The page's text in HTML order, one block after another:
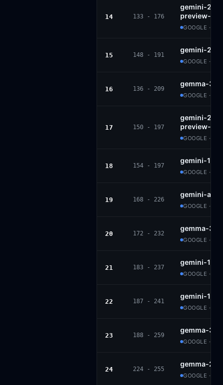
14 133 - 176
gemini-
preview-
GOOGLE ·
15 148 - 191
gemini-2.0-
GOOGLE ·
16 136 - 209
gemma-3-
GOOGLE ·
17 150 - 197
gemini-
preview-
GOOGLE ·
18 154 - 197
gemini-1.5-
GOOGLE ·
19 168 - 226
gemini-
GOOGLE ·
20 172 - 232
gemma-
GOOGLE ·
21 183 - 237
gemini-1.5-
GOOGLE ·
22 187 - 241
gemini-1.5-
GOOGLE ·
23 188 - 259
gemma-3-
GOOGLE ·
24 224 - 255
gemma-2-
GOOGLE ·